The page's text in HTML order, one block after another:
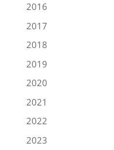
2016
2017
2018
2019
2020
2021
2022
2023